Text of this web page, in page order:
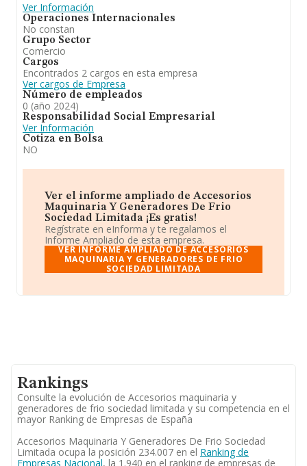
Ver Información
Operaciones Internacionales
No constan
Grupo Sector
Comercio
Cargos
Encontrados 2 cargos en esta empresa
Ver cargos de Empresa
Número de empleados
0 (año 2024)
Responsabilidad Social Empresarial
Ver Información
Cotiza en Bolsa
NO
Ver el informe ampliado de Accesorios
Maquinaria Y Generadores De Frio
Sociedad Limitada ¡Es gratis!
Regístrate en eInforma y te regalamos el
Informe Ampliado de esta empresa.
VER INFORME AMPLIADO DE ACCESORIOS
MAQUINARIA Y GENERADORES DE FRIO
SOCIEDAD LIMITADA
Rankings
Consulte la evolución de Accesorios maquinaria y
generadores de frio sociedad limitada y su competencia en el
mayor Ranking de Empresas de España
Accesorios Maquinaria Y Generadores De Frio Sociedad
Limitada ocupa la posición 234.007 en el Ranking de
Empresas Nacional, la 1.940 en el ranking de empresas de